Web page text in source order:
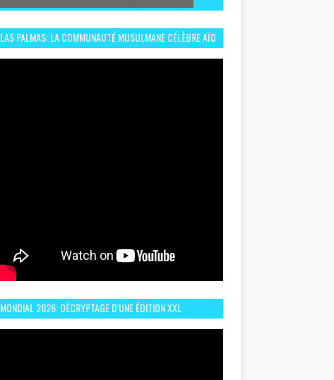
LAS PALMAS: LA COMMUNAUTÉ MUSULMANE CÉLÈBRE AÏD
MONDIAL 2026: DÉCRYPTAGE D'UNE ÉDITION XXL